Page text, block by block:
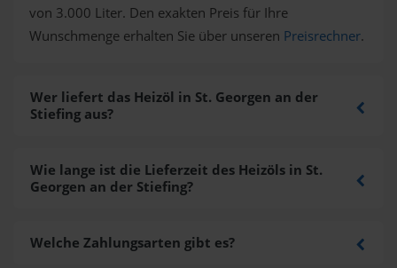
von 3.000 Liter. Den exakten Preis für Ihre
Wunschmenge erhalten Sie über unseren Preisrechner.
Wer liefert das Heizöl in St. Georgen an der
Stiefing aus?
Wie lange ist die Lieferzeit des Heizöls in St.
Georgen an der Stiefing?
Welche Zahlungsarten gibt es?